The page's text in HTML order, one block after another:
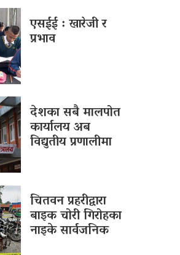
एसईई : खारेजी र
प्रभाव
देशका सबै मालपोत
कार्यालय अब
विद्युतीय प्रणालीमा
चितवन प्रहरीद्वारा
बाइक चोरी गिरोहका
नाइके सार्वजनिक